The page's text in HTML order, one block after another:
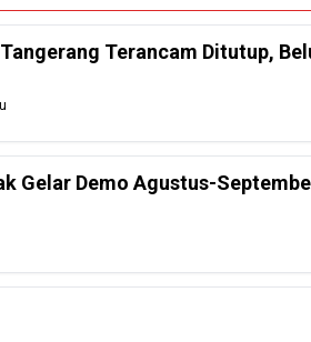
Terancam Ditutup,
Gelar Demo Agustus-